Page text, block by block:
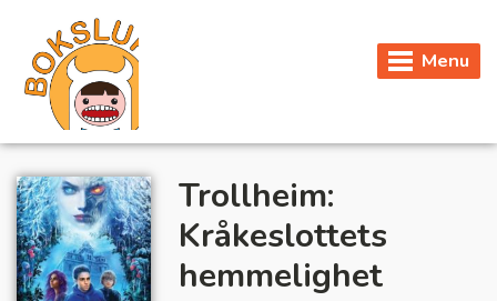
Menu
Trollheim:
Kråkeslottets
hemmelighet